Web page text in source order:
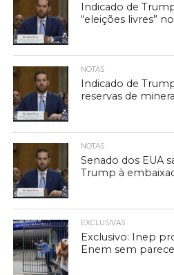
Indicado de
“eleições livres”
NOTAS
Indicado de
reservas de
NOTAS
Senado dos EUA
Trump à
EXCLUSIVAS
Exclusivo: Inep
Enem sem